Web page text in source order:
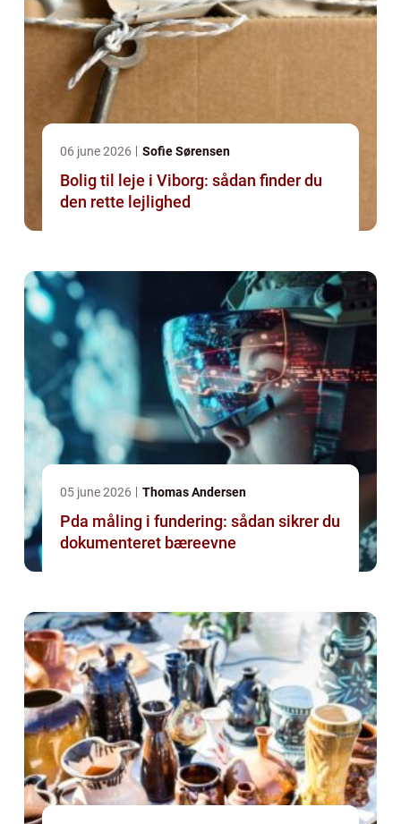
06 june 2026 Sofie Sørensen
Bolig til leje i Viborg: sådan finder du
den rette lejlighed
05 june 2026 Thomas Andersen
Pda måling i fundering: sådan sikrer du
dokumenteret bæreevne